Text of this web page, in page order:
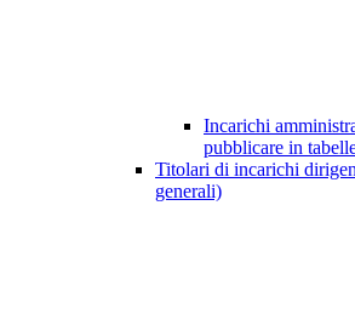
Incarichi
pubblicare in
Titolari di incarichi
generali)